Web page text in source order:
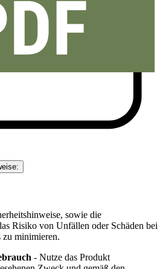
sowie die
Risiko von Unfällen oder Schäden bei
zu minimieren.
- Nutze das Produkt